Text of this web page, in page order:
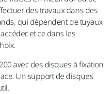
des travaux dans des
qui dépendent de tuyaux
et ce dans les
avec des disques à fixation
Un support de disques